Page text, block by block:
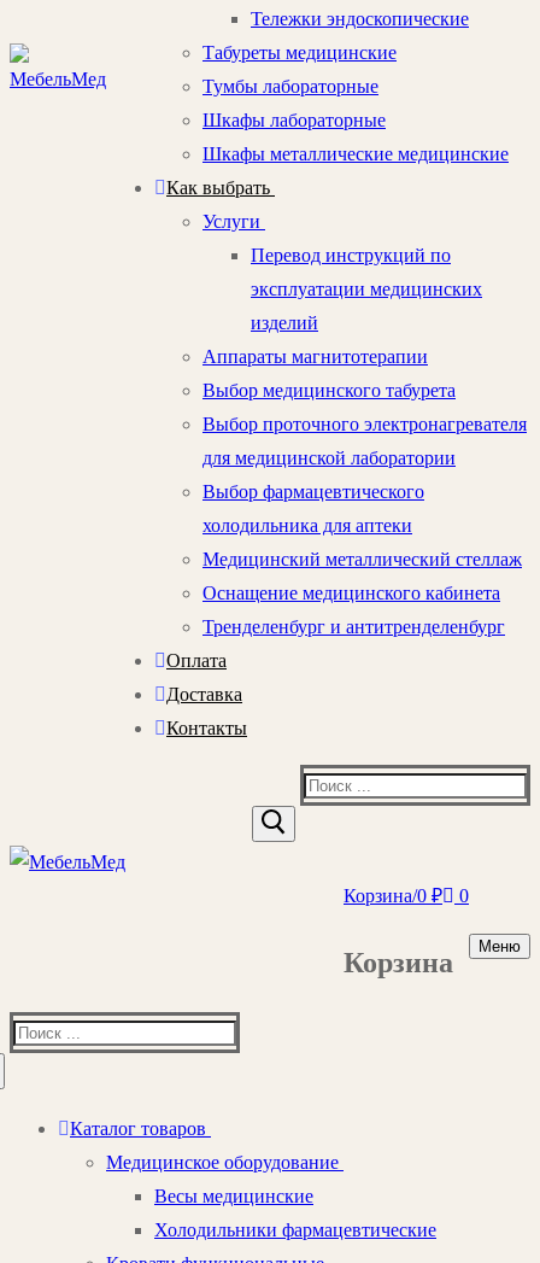
Тележки эндоскопические
Табуреты медицинские
Тумбы лабораторные
Шкафы лабораторные
Шкафы металлические медицинские
Как выбрать
Услуги
Перевод инструкций по
эксплуатации медицинских
изделий
Аппараты магнитотерапии
Выбор медицинского табурета
Выбор проточного электронагревателя
для медицинской лаборатории
Выбор фармацевтического
холодильника для аптеки
Медицинский металлический стеллаж
Оснащение медицинского кабинета
Тренделенбург и антитренделенбург
Оплата
Доставка
Контакты
Найти:
Корзина/0 ₽ 0
Корзина
Меню
Найти:
Каталог товаров
Медицинское оборудование
Весы медицинские
Холодильники фармацевтические